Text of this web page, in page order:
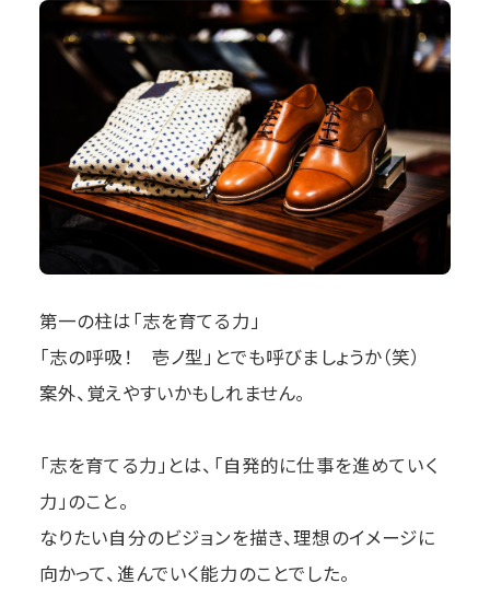
第一の柱は「志を育てる力」
「志の呼吸！ 壱ノ型」とでも呼びましょうか（笑）
案外、覚えやすいかもしれません。
「志を育てる力」とは、「自発的に仕事を進めていく
力」のこと。
なりたい自分のビジョンを描き、理想のイメージに
向かって、進んでいく能力のことでした。